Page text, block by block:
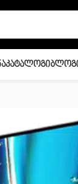
Კატალოგი